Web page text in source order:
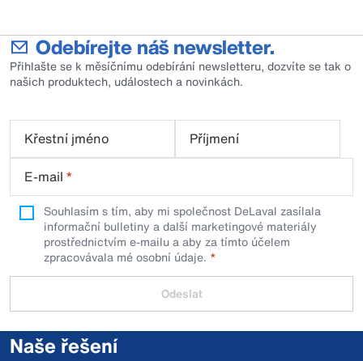
Odebírejte náš newsletter.
Přihlašte se k měsíčnímu odebírání newsletteru, dozvíte se tak o
našich produktech, událostech a novinkách.
Křestní jméno
Příjmení
E-mail *
Souhlasím s tím, aby mi společnost DeLaval zasílala
informační bulletiny a další marketingové materiály
prostřednictvím e-mailu a aby za tímto účelem
zpracovávala mé osobní údaje.
Odeslat
Naše řešení